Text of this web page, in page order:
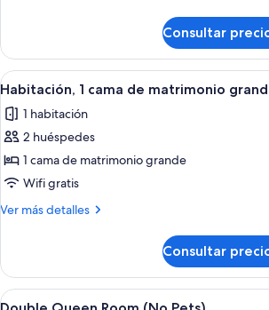
Room
(No
Pets)
Consultar
Abrir
todas
las
fotos
de
Habitación,
1
matrimonio
grande
Habitación
6
Habitación, 1 cama de matrimonio
1 habitación
2 huéspedes
1 cama de matrimonio grande
Wifi gratis
Ver más detalles
Más
1
cama
de
Consultar
Abrir
Habitación
7